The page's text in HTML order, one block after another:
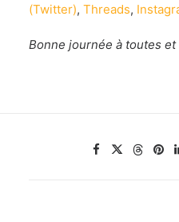
(Twitter), Threads,
Bonne journée à toutes et